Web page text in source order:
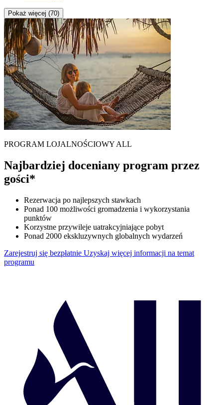
Pokaż więcej (70)
PROGRAM LOJALNOŚCIOWY ALL
Najbardziej doceniany program przez
gości*
Rezerwacja po najlepszych stawkach
Ponad 100 możliwości gromadzenia i wykorzystania
punktów
Korzystne przywileje uatrakcyjniające pobyt
Ponad 2000 ekskluzywnych globalnych wydarzeń
Zarejestruj się bezpłatnie Uzyskaj więcej informacji na temat
programu